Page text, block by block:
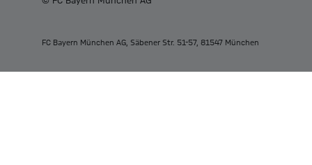
FC Bayern München AG, Säbener Str. 51-57, 81547 München